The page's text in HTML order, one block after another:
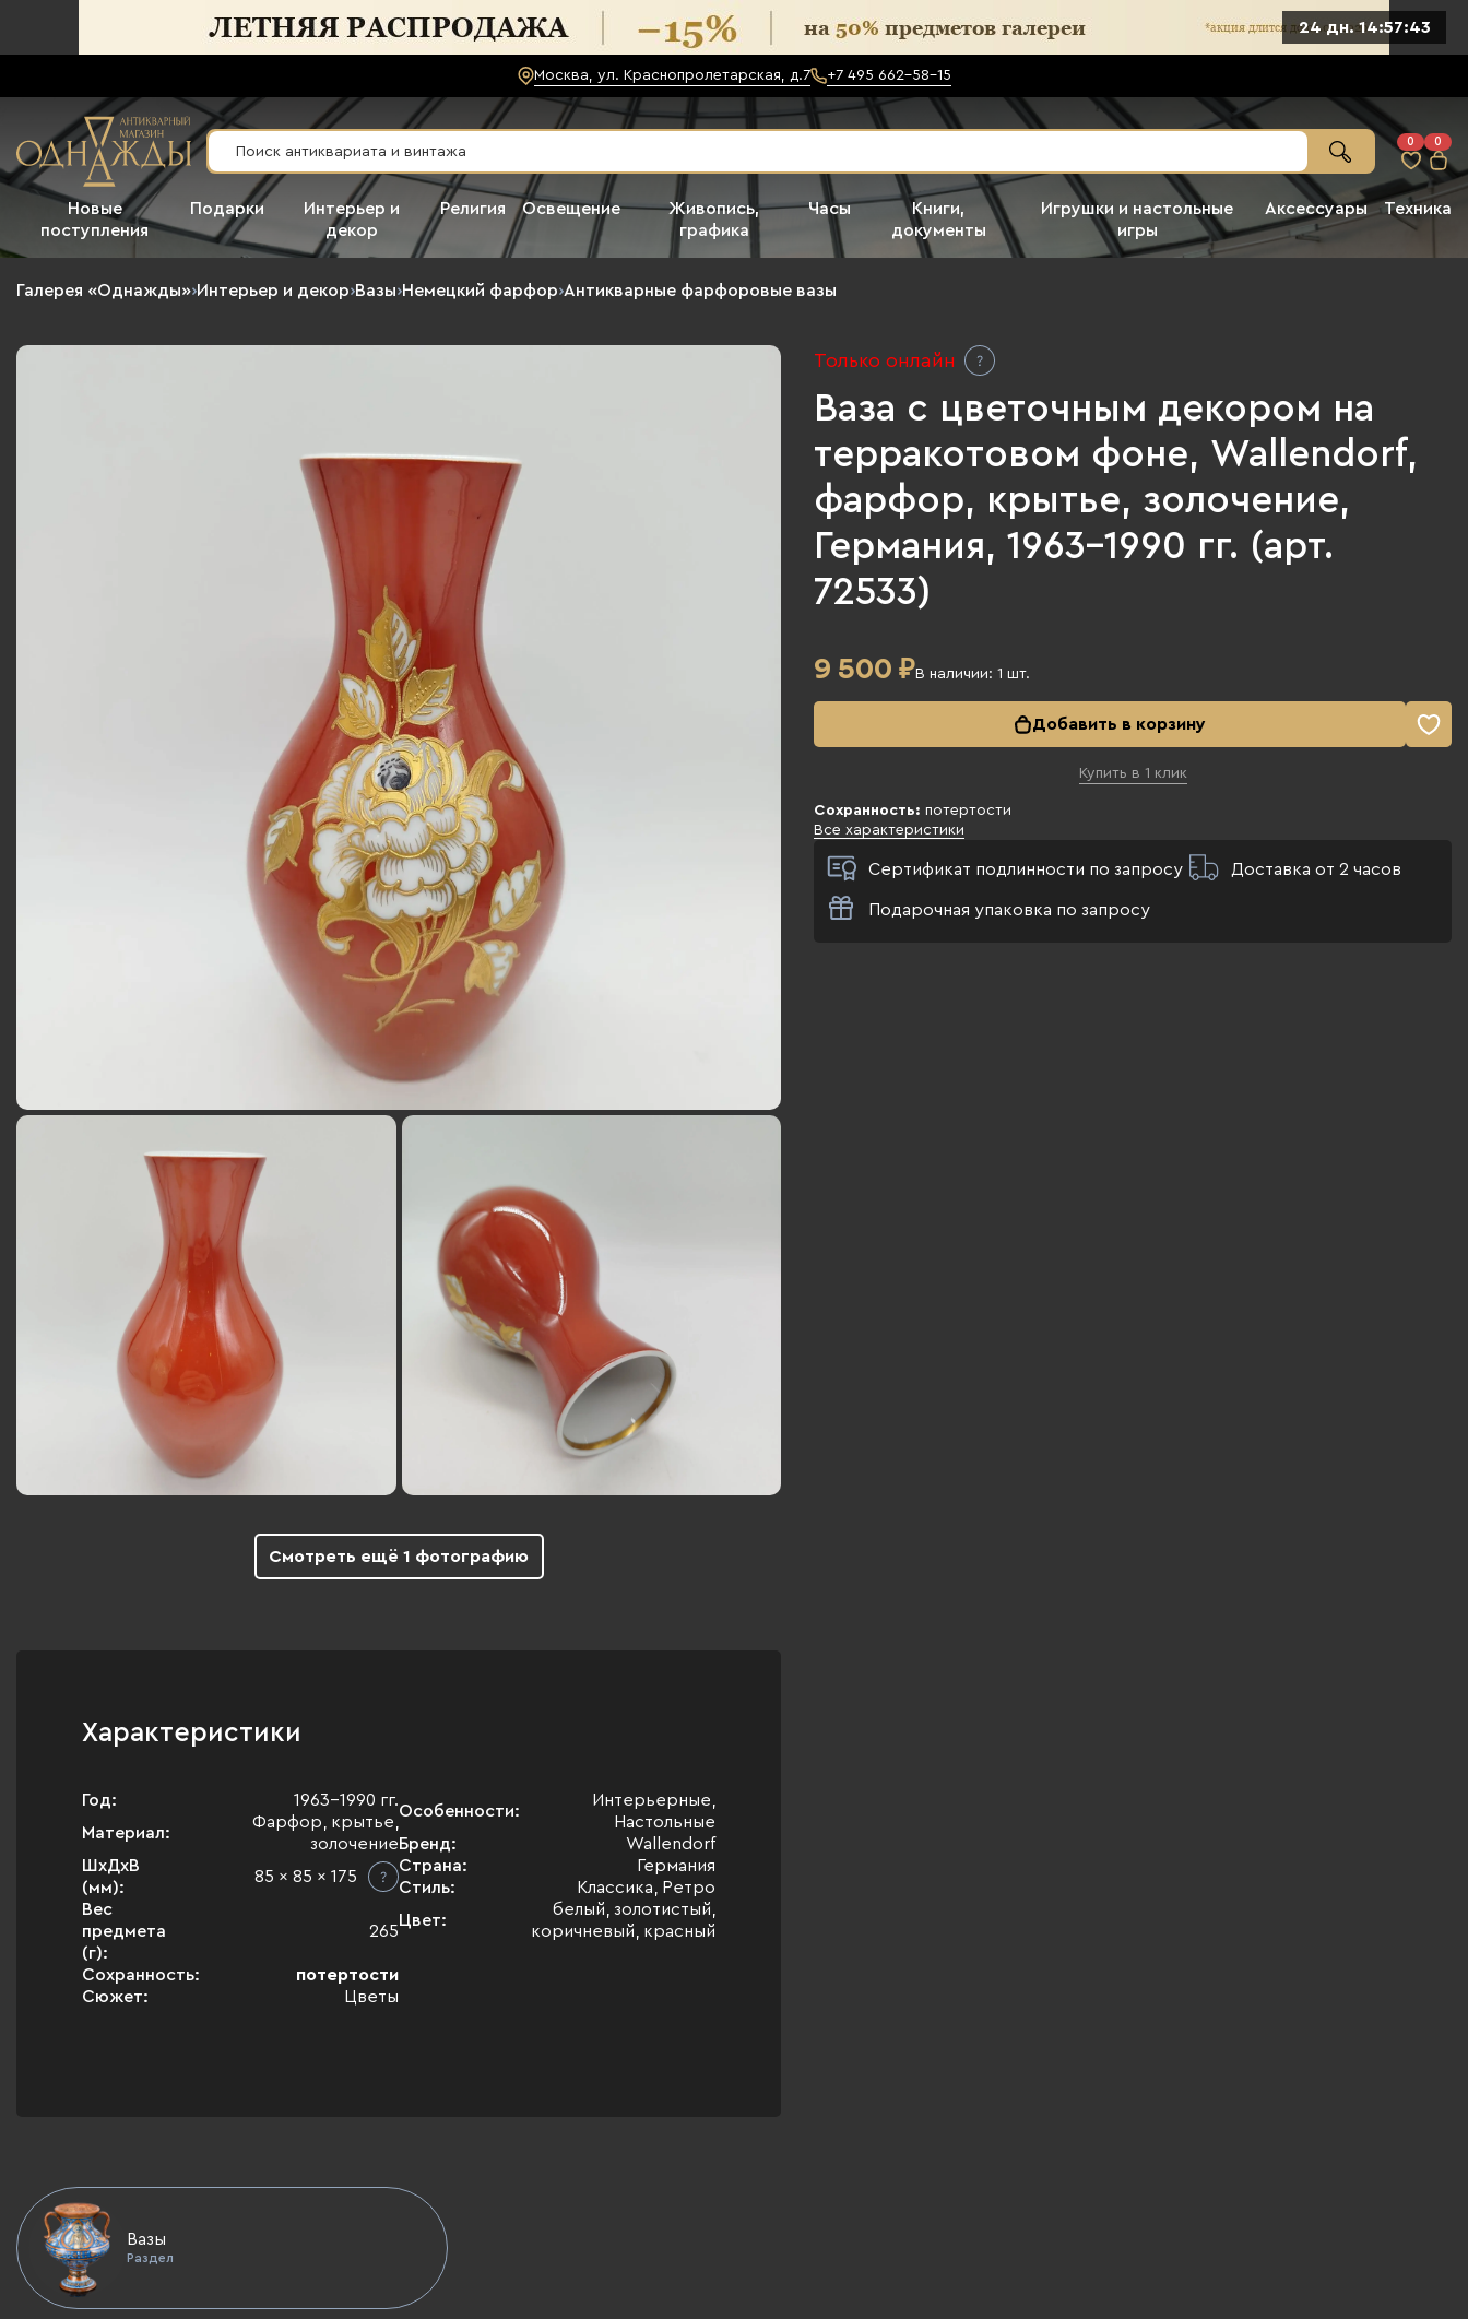
24 дн. 14:57:41
Москва, ул. Краснопролетарская, д.7 +7 495 662-58-15
0 0
Новые
поступления
Подарки
Интерьер и
декор
Религия Освещение
Живопись,
графика
Часы
Книги,
документы
Игрушки и настольные
игры
Аксессуары Техника
Галерея «Однажды»›Интерьер и декор›Вазы›Немецкий фарфор›Антикварные фарфоровые вазы
Смотреть ещё 1 фотографию
Только онлайн
Ваза с цветочным декором на
терракотовом фоне, Wallendorf,
фарфор, крытье, золочение,
Германия, 1963-1990 гг. (арт.
72533)
9 500 ₽В наличии: 1 шт.
Добавить в корзину
Купить в 1 клик
Сохранность: потертости
Все характеристики
Сертификат подлинности по запросу Доставка от 2 часов
Подарочная упаковка по запросу
Характеристики
Год:
1963-1990 гг.
Материал:
Фарфор, крытье,
золочение
ШхДхВ
(мм):
85 x 85 x 175
Вес
предмета
(г):
265
Сохранность:
потертости
Сюжет:
Цветы
Особенности:
Интерьерные,
Настольные
Бренд:
Wallendorf
Страна:
Германия
Стиль:
Классика, Ретро
Цвет:
белый, золотистый,
коричневый, красный
Вазы
Раздел